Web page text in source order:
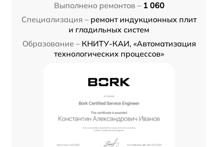
Выполнено ремонтов – 1 060
Специализация – ремонт индукционных плит
и гладильных систем
Образование – КНИТУ-КАИ, «Автоматизация
технологических процессов»